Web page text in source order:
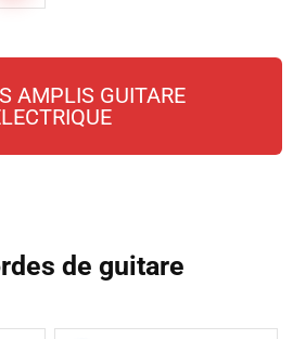
AMPLIS GUITARE
de guitare